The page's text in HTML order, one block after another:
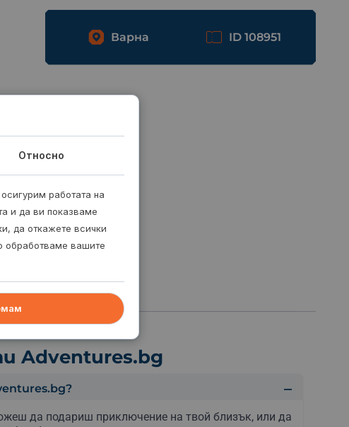
Варна ID 108951
Adventures.bg
да подариш приключение на твой близък, или да
Относно
работата на
и да ви показваме
да откажете всички
обработваме вашите